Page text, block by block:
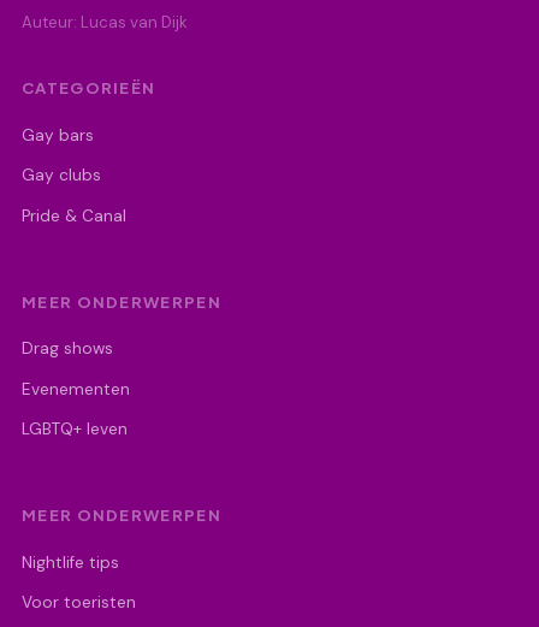
Auteur: Lucas van Dijk
CATEGORIEËN
Gay bars
Gay clubs
Pride & Canal
MEER ONDERWERPEN
Drag shows
Evenementen
LGBTQ+ leven
MEER ONDERWERPEN
Nightlife tips
Voor toeristen